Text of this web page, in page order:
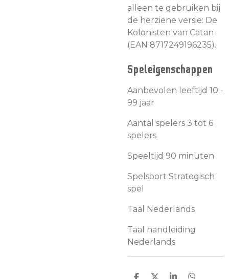
alleen te gebruiken bij
de herziene versie: De
Kolonisten van Catan
(EAN 8717249196235).
Speleigenschappen
Aanbevolen leeftijd 10 -
99 jaar
Aantal spelers 3 tot 6
spelers
Speeltijd 90 minuten
Spelsoort Strategisch
spel
Taal Nederlands
Taal handleiding
Nederlands